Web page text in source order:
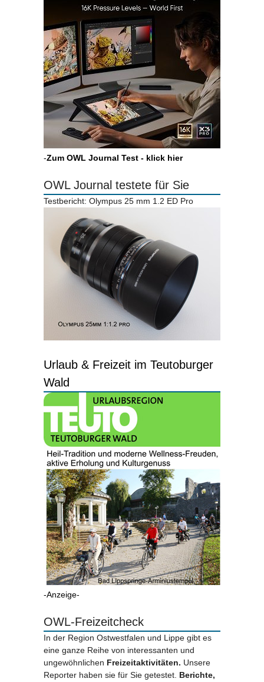
-Zum OWL Journal Test - klick hier
OWL Journal testete für Sie
Testbericht: Olympus 25 mm 1.2 ED Pro
Urlaub & Freizeit im Teutoburger
Wald
-Anzeige-
OWL-Freizeitcheck
In der Region Ostwestfalen und Lippe gibt es
eine ganze Reihe von interessanten und
ungewöhnlichen Freizeitaktivitäten. Unsere
Reporter haben sie für Sie getestet. Berichte,